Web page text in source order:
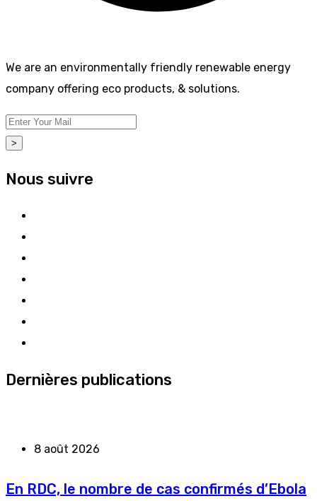
We are an environmentally friendly renewable energy
company offering eco products, & solutions.
>
Nous suivre
Dernières publications
8 août 2026
En RDC, le nombre de cas confirmés d’Ebola